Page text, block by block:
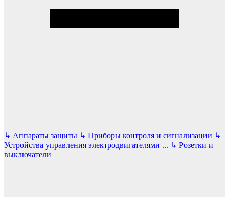
↳ Аппараты защиты ↳ Приборы контроля и сигнализации ↳
Устройства управления электродвигателями ... ↳ Розетки и
выключатели